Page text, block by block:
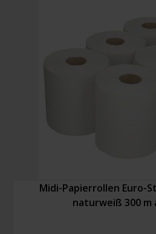
Midi-Papierrollen Euro-
naturweiß 300 m